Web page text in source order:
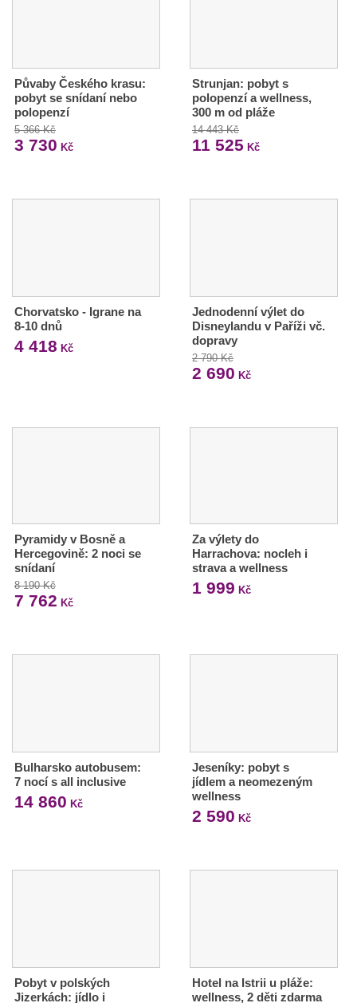
Půvaby Českého krasu:
pobyt se snídaní nebo
polopenzí
5 366 Kč
3 730 Kč
Strunjan: pobyt s
polopenzí a wellness,
300 m od pláže
14 443 Kč
11 525 Kč
Chorvatsko - Igrane na
8-10 dnů
4 418 Kč
Jednodenní výlet do
Disneylandu v Paříži vč.
dopravy
2 790 Kč
2 690 Kč
Pyramidy v Bosně a
Hercegovině: 2 noci se
snídaní
8 190 Kč
7 762 Kč
Za výlety do
Harrachova: nocleh i
strava a wellness
1 999 Kč
Bulharsko autobusem:
7 nocí s all inclusive
14 860 Kč
Jeseníky: pobyt s
jídlem a neomezeným
wellness
2 590 Kč
Pobyt v polských
Jizerkách: jídlo i
Hotel na Istrii u pláže:
wellness, 2 děti zdarma